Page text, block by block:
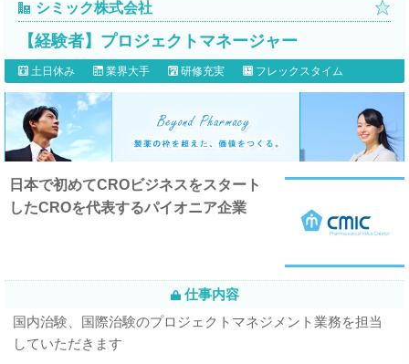
シミック株式会社
【経験者】プロジェクトマネージャー
土日休み 業界大手 研修充実 フレックスタイム
日本で初めてCROビジネスをスタート
したCROを代表するパイオニア企業
仕事内容
国内治験、国際治験のプロジェクトマネジメント業務を担当
していただきます